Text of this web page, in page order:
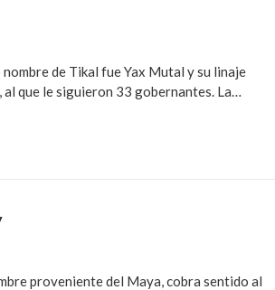
de Tikal fue Yax Mutal y su linaje
que le siguieron 33 gobernantes. La…
proveniente del Maya, cobra sentido al